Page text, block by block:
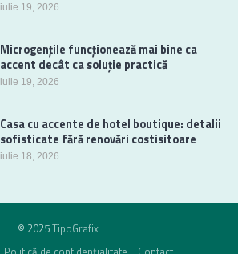
iulie 19, 2026
Microgențile funcționează mai bine ca
accent decât ca soluție practică
iulie 19, 2026
Casa cu accente de hotel boutique: detalii
sofisticate fără renovări costisitoare
iulie 18, 2026
© 2025TipoGrafix